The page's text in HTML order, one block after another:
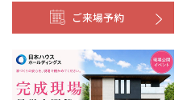
ご来場予約